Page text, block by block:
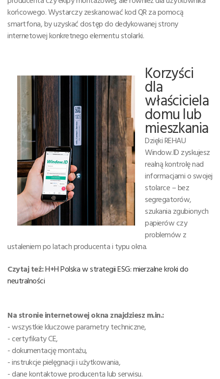
końcowego. Wystarczy zeskanować kod QR za pomocą
smartfona, by uzyskać dostęp do dedykowanej strony
internetowej konkretnego elementu stolarki.
Korzyści
dla
właściciela
domu lub
mieszkania
Dzięki REHAU
Window.ID zyskujesz
realną kontrolę nad
informacjami o swojej
stolarce – bez
segregatorów,
szukania zgubionych
papierów czy
problemów z
ustaleniem po latach producenta i typu okna.
Czytaj też:H+H Polska w strategii ESG: mierzalne kroki do
neutralności
Na stronie internetowej okna znajdziesz m.in.:
- wszystkie kluczowe parametry techniczne,
- certyfikaty CE,
- dokumentację montażu,
- instrukcje pielęgnacji i użytkowania,
- dane kontaktowe producenta lub serwisu.